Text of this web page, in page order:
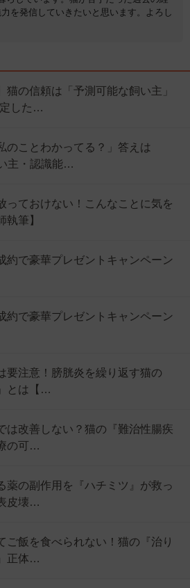
を発信していきたいと思います。よろし
猫の信頼は「予測可能な飼い主」
定した…
のことわかってる？」答えは
主・認識能…
っておけない！こんなことに気を
執筆】
約で豪華プレゼントキャンペーン
約で豪華プレゼントキャンペーン
要注意！膀胱炎を繰り返す猫の
とは【…
は改善しない？猫の『難治性腸疾
の可…
薬の副作用を『ハチミツ』が救っ
皮壊…
ご飯を食べられない！猫の『治り
正体…